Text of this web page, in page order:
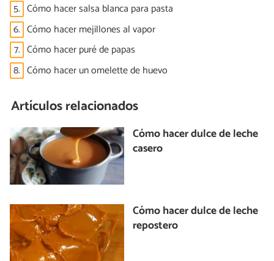
5. Cómo hacer salsa blanca para pasta
6. Cómo hacer mejillones al vapor
7. Cómo hacer puré de papas
8. Cómo hacer un omelette de huevo
Artículos relacionados
Cómo hacer dulce de leche
casero
Cómo hacer dulce de leche
repostero